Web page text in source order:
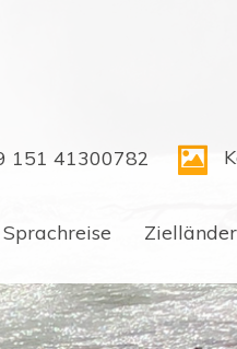
151 41300782
Sprachreise Zielländer